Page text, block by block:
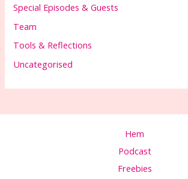
Special Episodes & Guests
Team
Tools & Reflections
Uncategorised
Hem
Podcast
Freebies